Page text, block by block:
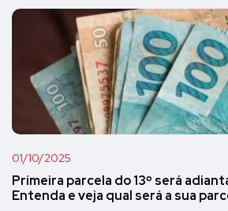
01/10/2025
Primeira parcela do 13º será
Entenda e veja qual será a sua